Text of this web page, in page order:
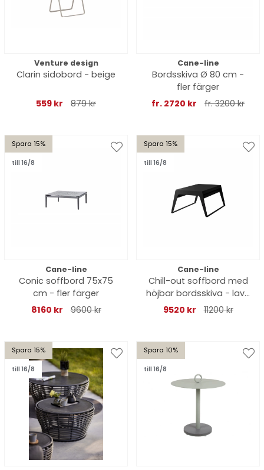
Venture design
Clarin sidobord - beige
559 kr 879 kr
Cane-line
Bordsskiva Ø 80 cm -
fler färger
fr. 2720 kr
fr. 3200 kr
Spara 15%
till 16/8
Cane-line
Conic soffbord 75x75
cm - fler färger
8160 kr
9600 kr
Spara 15%
till 16/8
Cane-line
Chill-out soffbord med
höjbar bordsskiva - lava
grey
9520 kr 11200 kr
Spara 15%
till 16/8
Spara 10%
till 16/8